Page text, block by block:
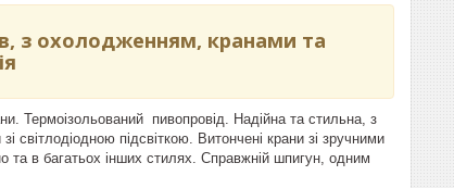
з охолодженням, кранами та
Термоізольований пивопровід. Надійна та стильна, з
підсвіткою. Витончені крани зі зручними
та в багатьох інших стилях. Справжній шпигун, одним